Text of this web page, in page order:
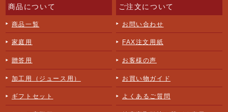
商品について
商品一覧
家庭用
贈答用
加工用（ジュース用）
ギフトセット
ご注文について
お問い合わせ
FAX注文用紙
お客様の声
お買い物ガイド
よくあるご質問